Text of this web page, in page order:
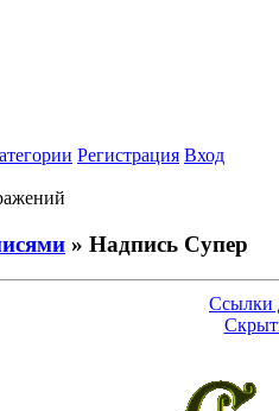
Регистрация Вход
» Надпись Супер
Ссылки